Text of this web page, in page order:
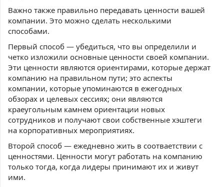
Важно также правильно передавать ценности вашей
компании. Это можно сделать несколькими
способами.
Первый способ — убедиться, что вы определили и
четко изложили основные ценности своей компании.
Эти ценности являются ориентирами, которые держат
компанию на правильном пути; это аспекты
компании, которые упоминаются в ежегодных
обзорах и целевых сессиях; они являются
краеугольным камнем ориентации новых
сотрудников и получают свои собственные хэштеги
на корпоративных мероприятиях.
Второй способ — ежедневно жить в соотваетствии с
ценностями. Ценности могут работать на компанию
только тогда, когда лидеры принимают их и живут
ими.